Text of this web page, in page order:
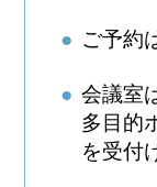
ご予約
会議室
多目的
を受付